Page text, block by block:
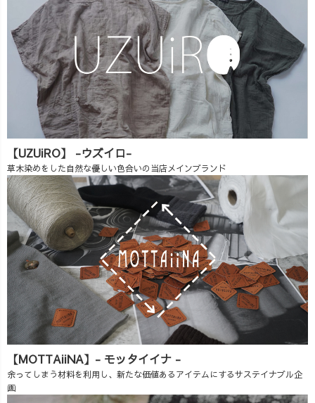
【UZUiRO】 -ウズイロ-
草木染めをした自然な優しい色合いの当店メインブランド
【MOTTAiiNA】- モッタイイナ -
余ってしまう材料を利用し、新たな価値あるアイテムにするサステイナブル企
画